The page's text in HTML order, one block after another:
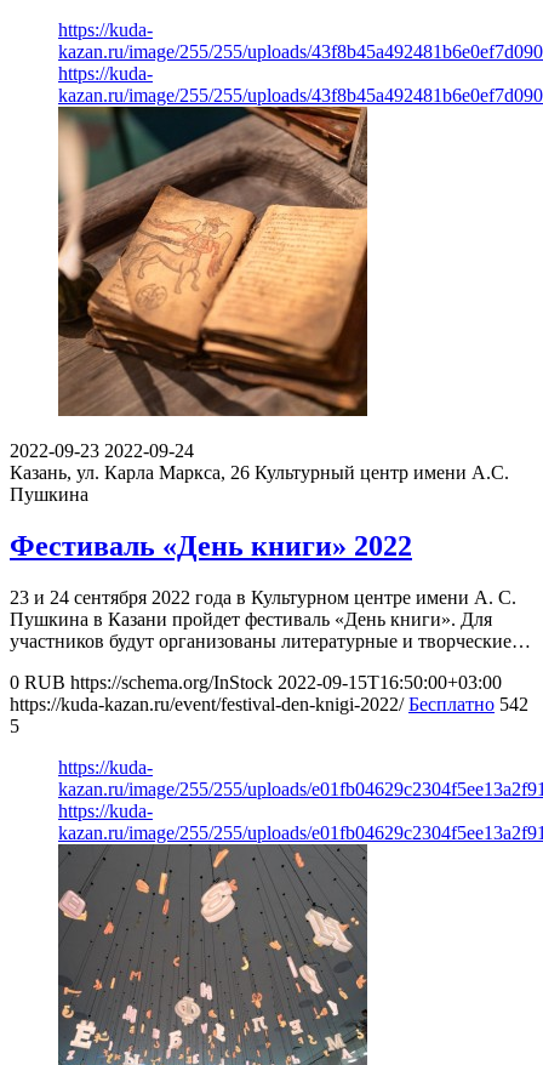
https://kuda-
kazan.ru/image/255/255/uploads/
https://kuda-
kazan.ru/image/255/255/uploads/
2022-09-23 2022-09-24
Казань, ул. Карла Маркса, 26 Культурный центр имени А.С.
Пушкина
Фестиваль «День книги» 2022
23 и 24 сентября 2022 года в Культурном центре имени А. С.
Пушкина в Казани пройдет фестиваль «День книги». Для
участников будут организованы литературные и творческие…
0 RUB https://schema.org/InStock 2022-09-15T16:50:00+03:00
https://kuda-kazan.ru/event/festival-den-knigi-2022/ Бесплатно 542
5
https://kuda-
kazan.ru/image/255/255/uploads/
https://kuda-
kazan.ru/image/255/255/uploads/